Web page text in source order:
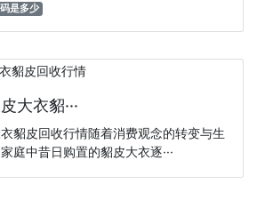
是多少
大衣貂···
貂皮回收行情随着消费观念的转变与生
庭中昔日购置的貂皮大衣逐···